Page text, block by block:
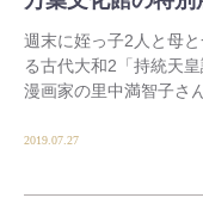
週末に姪っ子2人と母
る古代大和2「持統天
漫画家の里中満智子さ
2019.07.27